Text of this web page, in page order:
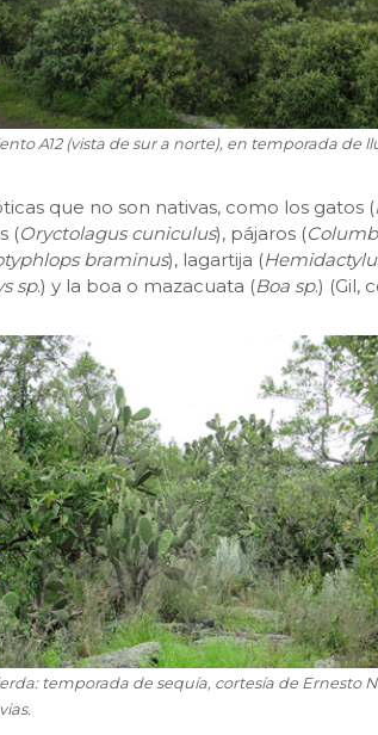
A12 (vista de sur a norte), en temporada de
que no son nativas, como los gatos (
(Oryctolagus cuniculus), pájaros (
braminus), lagartija (
sp.) y la boa o mazacuata (Boa sp.) (Gil,
temporada de sequía, cortesía de Ernesto